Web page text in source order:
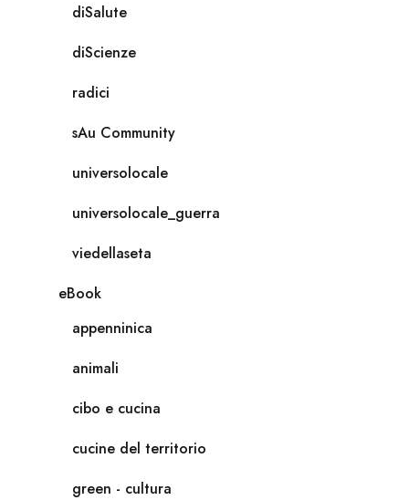
diSalute
diScienze
radici
sAu Community
universolocale
universolocale_guerra
viedellaseta
eBook
appenninica
animali
cibo e cucina
cucine del territorio
green - cultura